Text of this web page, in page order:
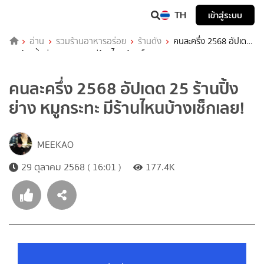
TH เข้าสู่ระบบ
อ่าน รวมร้านอาหารอร่อย ร้านดัง
คนละครึ่ง 2568 อัปเดต
25 ร้านปิ้งย่าง หมูกระทะ มีร้านไหนบ้างเช็กเลย!
คนละครึ่ง 2568 อัปเดต 25 ร้านปิ้ง
ย่าง หมูกระทะ มีร้านไหนบ้างเช็กเลย!
MEEKAO
29 ตุลาคม 2568 ( 16:01 )
177.4K